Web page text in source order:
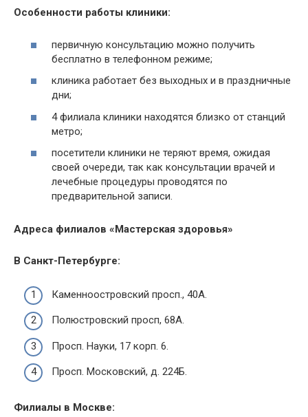
Особенности работы клиники:
первичную консультацию можно получить
бесплатно в телефонном режиме;
клиника работает без выходных и в праздничные
дни;
4 филиала клиники находятся близко от станций
метро;
посетители клиники не теряют время, ожидая
своей очереди, так как консультации врачей и
лечебные процедуры проводятся по
предварительной записи.
Адреса филиалов «Мастерская здоровья»
В Санкт-Петербурге:
Каменноостровский просп., 40А.
Полюстровский просп, 68А.
Просп. Науки, 17 корп. 6.
Просп. Московский, д. 224Б.
Филиалы в Москве: